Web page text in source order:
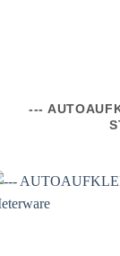
---